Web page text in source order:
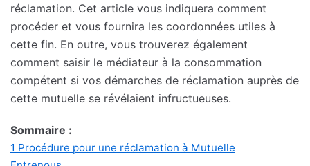
réclamation. Cet article vous indiquera comment
procéder et vous fournira les coordonnées utiles à
cette fin. En outre, vous trouverez également
comment saisir le médiateur à la consommation
compétent si vos démarches de réclamation auprès de
cette mutuelle se révélaient infructueuses.
Sommaire :
1 Procédure pour une réclamation à Mutuelle